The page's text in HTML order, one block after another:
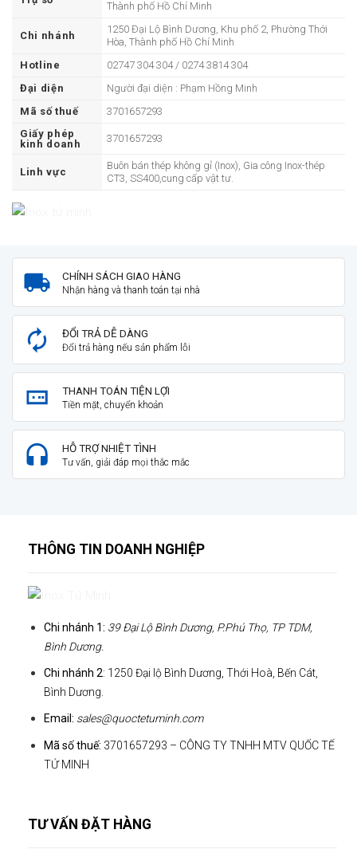
Thành phố Hồ Chí Minh
Chi nhánh
1250 Đại Lộ Bình Dương, Khu phố 2, Phường Thới
Hòa, Thành phố Hồ Chí Minh
Hotline
02747 304 304 / 0274 3814 304
Đại diện
Người đại diện : Phạm Hồng Minh
Mã số thuế
3701657293
Giấy phép
kinh doanh
3701657293
Linh vực
Buôn bán thép không gỉ (Inox), Gia công Inox-thép
CT3, SS400,cung cấp vật tư.
CHÍNH SÁCH GIAO HÀNG
Nhận hàng và thanh toán tại nhà
ĐỔI TRẢ DỄ DÀNG
Đổi trả hàng nếu sản phẩm lỗi
THANH TOÁN TIỆN LỢI
Tiền mặt, chuyển khoản
HỖ TRỢ NHIỆT TÌNH
Tư vấn, giải đáp mọi thắc mắc
THÔNG TIN DOANH NGHIỆP
Chi nhánh 1: 39 Đại Lộ Bình Dương, P.Phú Thọ, TP TDM,
Bình Dương.
Chi nhánh 2: 1250 Đại lộ Bình Dương, Thới Hoà, Bến Cát,
Bình Dương.
Email: sales@quoctetuminh.com
Mã số thuế: 3701657293 – CÔNG TY TNHH MTV QUỐC TẾ
TỨ MINH
TƯ VẤN ĐẶT HÀNG